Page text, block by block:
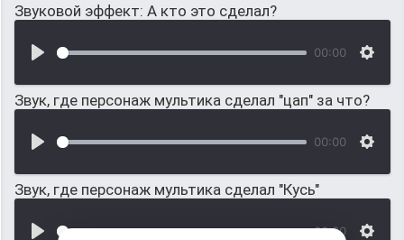
Звуковой эффект: А кто это сделал?
00:00
Звук, где персонаж мультика сделал "цап" за что?
00:00
Звук, где персонаж мультика сделал "Кусь"
00:00